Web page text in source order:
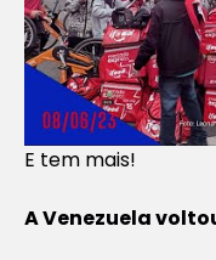
E tem mais!
A Venezuela